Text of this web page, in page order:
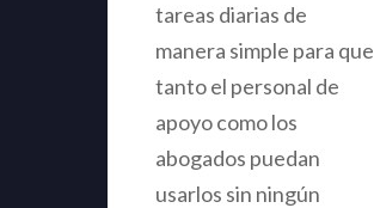
tareas diarias de
manera simple para que
tanto el personal de
apoyo como los
abogados puedan
usarlos sin ningún